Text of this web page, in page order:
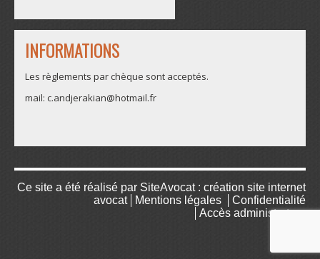
INFORMATIONS
Les règlements par chèque sont acceptés.
mail: c.andjerakian@hotmail.fr
Ce site a été réalisé par SiteAvocat : création site internet
avocat
Mentions légales
Confidentialité
Accès administrateur